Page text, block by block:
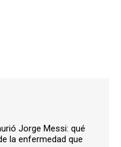
Jorge Messi: qué
la enfermedad que